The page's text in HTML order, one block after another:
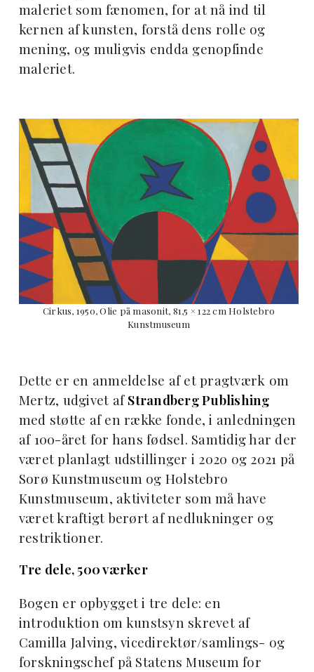
maleriet som fænomen, for at nå ind til
kernen af kunsten, forstå dens rolle og
mening, og muligvis endda genopfinde
maleriet.
Cirkus, 1950, Olie på masonit, 81,5 × 122 cm Holstebro
Kunstmuseum
Dette er en anmeldelse af et pragtværk om
Mertz, udgivet af Strandberg Publishing
med støtte af en række fonde, i anledningen
af 100-året for hans fødsel. Samtidig har der
været planlagt udstillinger i 2020 og 2021 på
Sorø Kunstmuseum og Holstebro
Kunstmuseum, aktiviteter som må have
været kraftigt berørt af nedlukninger og
restriktioner.
Tre dele, 500 værker
Bogen er opbygget i tre dele: en
introduktion om kunstsyn skrevet af
Camilla Jalving, vicedirektør/samlings- og
forskningschef på Statens Museum for